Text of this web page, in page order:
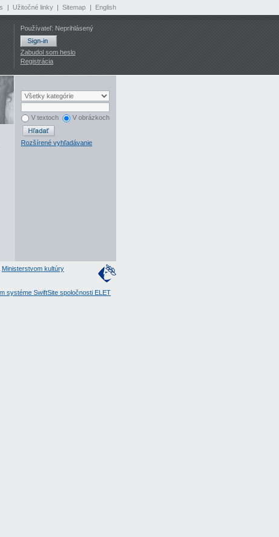
| Užitočné linky | Sitemap | English
Používateľ: Neprihlásený
Zabudol som heslo
Registrácia
V textoch V obrázkoch
Rozšírené vyhľadávanie
Ministerstvom kultúry
systéme SwiftSite spoločnosti ELET